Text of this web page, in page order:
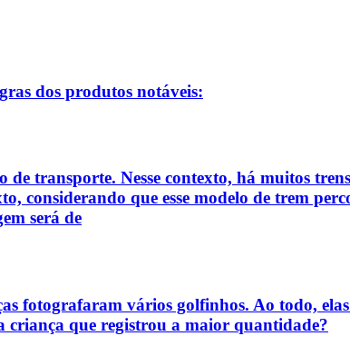
dos produtos notáveis:
transporte. Nesse contexto, há muitos
considerando que esse modelo de trem
será de
fotografaram vários golfinhos. Ao todo,
criança que registrou a maior quantidade?